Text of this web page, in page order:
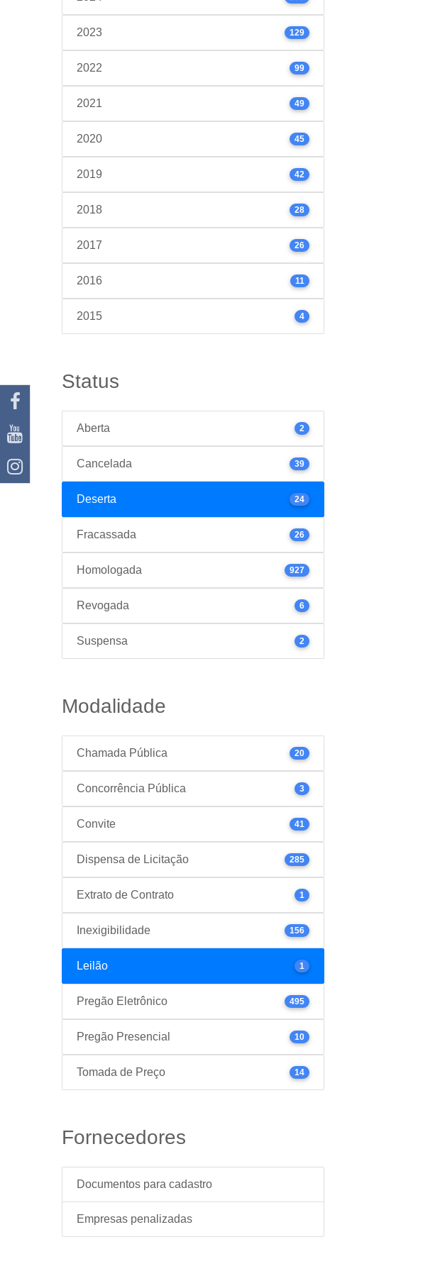
2023 129
2022 99
2021 49
2020 45
2019 42
2018 28
2017 26
2016 11
2015 4
Status
Aberta 2
Cancelada 39
Deserta 24
Fracassada 26
Homologada 927
Revogada 6
Suspensa 2
Modalidade
Chamada Pública 20
Concorrência Pública 3
Convite 41
Dispensa de Licitação 285
Extrato de Contrato 1
Inexigibilidade 156
Leilão 1
Pregão Eletrônico 495
Pregão Presencial 10
Tomada de Preço 14
Fornecedores
Documentos para cadastro
Empresas penalizadas